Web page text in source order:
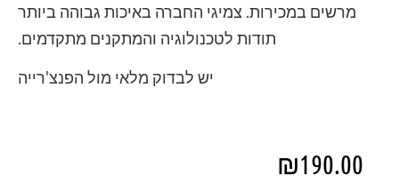
מרשים במכירות. צמיגי החברה באיכות גבוהה ביותר
תודות לטכנולוגיה והמתקנים מתקדמים.
יש לבדוק מלאי מול הפנצ'רייה
₪190.00